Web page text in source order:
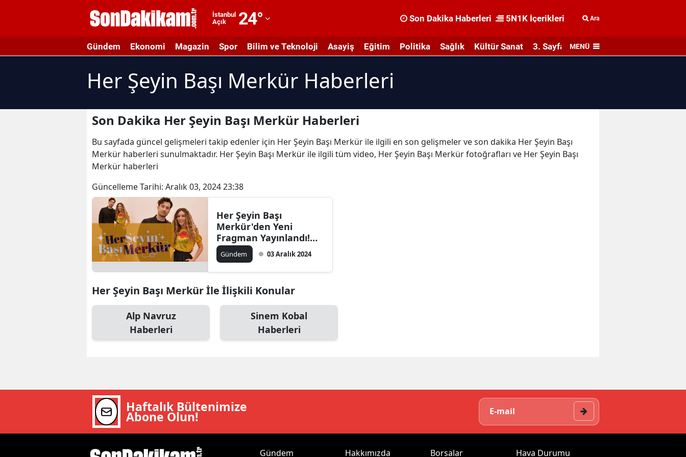
İstanbul
Açık
24°
Adıyaman
Afyonkarahisar
Amasya
Antalya
Aydın
Balıkesir
Bilecik
Bingöl
Bursa
Çorum
Son Dakika Haberleri 5N1K İçerikleri Ara
Gündem Ekonomi Magazin Spor Bilim ve Teknoloji Asayiş Eğitim Politika Sağlık Kültür Sanat 3. Sayfa MENÜ
Her Şeyin Başı Merkür Haberleri
Son Dakika Her Şeyin Başı Merkür Haberleri
Bu sayfada güncel gelişmeleri takip edenler için Her Şeyin Başı Merkür ile ilgili en son gelişmeler ve son dakika Her Şeyin Başı
Merkür haberleri sunulmaktadır. Her Şeyin Başı Merkür ile ilgili tüm video, Her Şeyin Başı Merkür fotoğrafları ve Her Şeyin Başı
Merkür haberleri
Güncelleme Tarihi: Aralık 03, 2024 23:38
Her Şeyin Başı
Merkür'den Yeni
Fragman Yayınlandı!
Sinem Kobal ve Alp
Navruz Başrolde
Gündem 03 Aralık 2024
Her Şeyin Başı Merkür İle İlişkili Konular
Alp Navruz
Haberleri
Sinem Kobal
Haberleri
Haftalık Bültenimize
Abone Olun!
Gündem Hakkımızda Borsalar Hava Durumu